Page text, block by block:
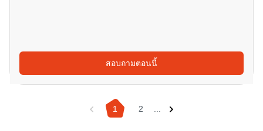
สอบถามตอนนี้
1 2 ...